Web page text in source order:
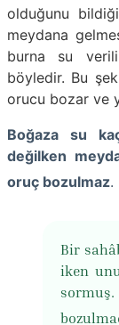
olduğunu
meydana
burna su
böyledir. Bu
orucu bozar ve
Boğaza su
değilken
oruç bozulmaz.
Bir
iken
sormuş.